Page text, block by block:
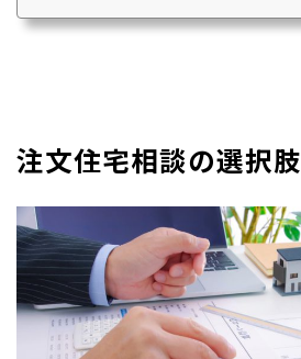
注文住宅相談の選択肢